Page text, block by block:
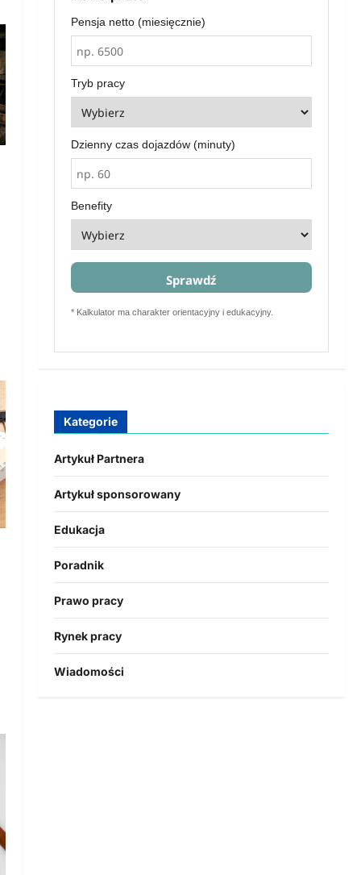
Pensja netto (miesięcznie)
Tryb pracy
Dzienny czas dojazdów (minuty)
Benefity
Sprawdź
* Kalkulator ma charakter orientacyjny i edukacyjny.
Kategorie
Artykuł Partnera
Artykuł sponsorowany
Edukacja
Poradnik
Prawo pracy
Rynek pracy
Wiadomości